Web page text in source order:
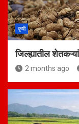
कृषी
जिल्ह्यातील
2 months ago